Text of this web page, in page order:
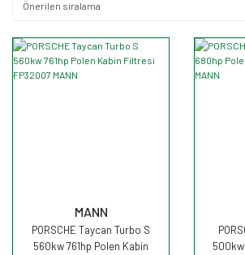
MANN
PORSCHE Taycan Turbo S
560kw 761hp Polen Kabin